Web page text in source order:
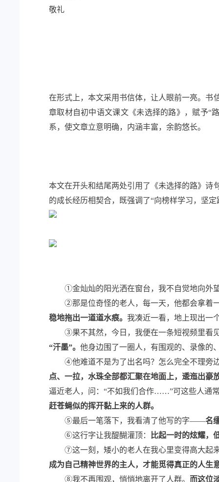
敬礼
在形式上，本文采用书信体，让人眼前一亮。书
章取材自初中语文课文《未选择的路》，赋予“
系，使文章立意明确，内涵丰富，余韵悠长。
本文在开头和结尾两处引用了《未选择的路》诗
的成长经历相契合，既强调了“向榜样学习，坚
①金灿灿的阳光洒在窗台，我不自觉地向外望
②那是位奇怪的老人，每一天，他都会拿着一
稳地拖出一道道水痕。 我凑近一看，地上现出一
③果不其然，今日，我便在一条短视频里看
“汗墨”。 他身边围了一圈人，有围观的、录像的
④他难道不是为了出名吗？怎么完全不理旁边
点、一拉，水珠全部都汇聚在地面上，逶迤出豪
逼近老人，问：“不如我们合作……”可这些人通
赶苍蝇似的挥开黏上来的人群。
⑤最后一笔落下，我看清了他写的字——名
⑥这行字让我醍醐灌顶：
比起一时的炫耀，
⑦这一刻，矮小的老人在我心里变得高大起来
成为自己精神世界的主人，才能觅得真正的人生
⑧我不再围观，悄悄地离开了人群。 而这位